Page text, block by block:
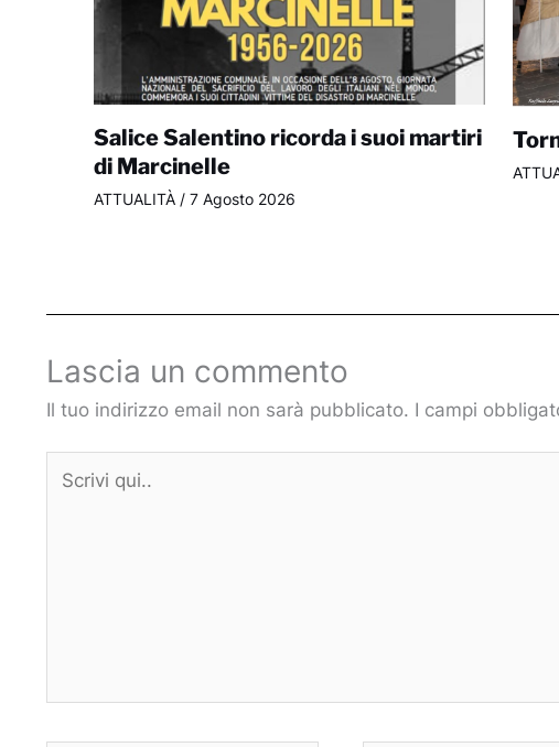
Salice Salentino ricorda i suoi martiri
di Marcinelle
ATTUALITÀ/ 7 Agosto 2026
Lascia un commento
Il tuo indirizzo email non sarà pubblicato. I campi
qui..